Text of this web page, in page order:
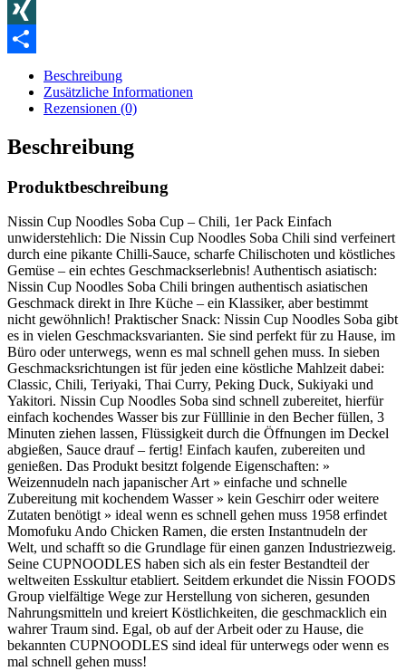
Blogger
XING
Beschreibung
Zusätzliche Informationen
Rezensionen (0)
Beschreibung
Produktbeschreibung
Nissin Cup Noodles Soba Cup – Chili, 1er Pack Einfach
unwiderstehlich: Die Nissin Cup Noodles Soba Chili sind verfeinert
durch eine pikante Chilli-Sauce, scharfe Chilischoten und köstliches
Gemüse – ein echtes Geschmackserlebnis! Authentisch asiatisch:
Nissin Cup Noodles Soba Chili bringen authentisch asiatischen
Geschmack direkt in Ihre Küche – ein Klassiker, aber bestimmt
nicht gewöhnlich! Praktischer Snack: Nissin Cup Noodles Soba gibt
es in vielen Geschmacksvarianten. Sie sind perfekt für zu Hause, im
Büro oder unterwegs, wenn es mal schnell gehen muss. In sieben
Geschmacksrichtungen ist für jeden eine köstliche Mahlzeit dabei:
Classic, Chili, Teriyaki, Thai Curry, Peking Duck, Sukiyaki und
Yakitori. Nissin Cup Noodles Soba sind schnell zubereitet, hierfür
einfach kochendes Wasser bis zur Fülllinie in den Becher füllen, 3
Minuten ziehen lassen, Flüssigkeit durch die Öffnungen im Deckel
abgießen, Sauce drauf – fertig! Einfach kaufen, zubereiten und
genießen. Das Produkt besitzt folgende Eigenschaften: »
Weizennudeln nach japanischer Art » einfache und schnelle
Zubereitung mit kochendem Wasser » kein Geschirr oder weitere
Zutaten benötigt » ideal wenn es schnell gehen muss 1958 erfindet
Momofuku Ando Chicken Ramen, die ersten Instantnudeln der
Welt, und schafft so die Grundlage für einen ganzen Industriezweig.
Seine CUPNOODLES haben sich als ein fester Bestandteil der
weltweiten Esskultur etabliert. Seitdem erkundet die Nissin FOODS
Group vielfältige Wege zur Herstellung von sicheren, gesunden
Nahrungsmitteln und kreiert Köstlichkeiten, die geschmacklich ein
wahrer Traum sind. Egal, ob auf der Arbeit oder zu Hause, die
bekannten CUPNOODLES sind ideal für unterwegs oder wenn es
mal schnell gehen muss!